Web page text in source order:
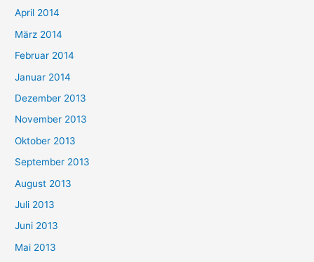
April 2014
März 2014
Februar 2014
Januar 2014
Dezember 2013
November 2013
Oktober 2013
September 2013
August 2013
Juli 2013
Juni 2013
Mai 2013